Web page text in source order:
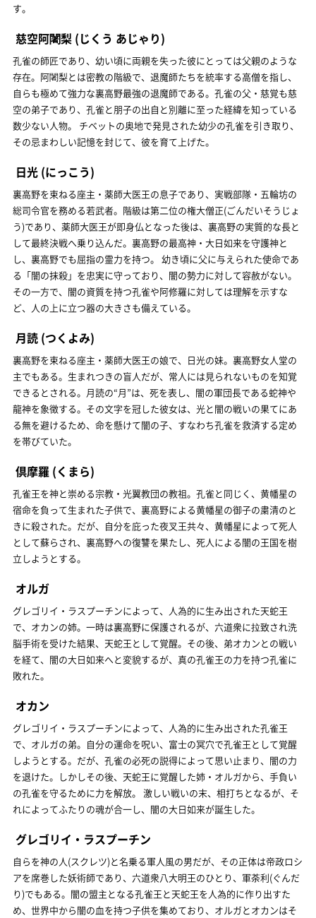
す。
慈空阿闍梨 (じくう あじゃり)
孔雀の師匠であり、幼い頃に両親を失った彼にとっては父親のような
存在。阿闍梨とは密教の階級で、退魔師たちを統率する高僧を指し、
自らも極めて強力な裏高野最強の退魔師である。孔雀の父・慈覚も慈
空の弟子であり、孔雀と朋子の出自と別離に至った経緯を知っている
数少ない人物。 チベットの奥地で発見された幼少の孔雀を引き取り、
その忌まわしい記憶を封じて、彼を育て上げた。
日光 (にっこう)
裏高野を束ねる座主・薬師大医王の息子であり、実戦部隊・五輪坊の
総司令官を務める若武者。階級は第二位の権大僧正(ごんだいそうじょ
う)であり、薬師大医王が即身仏となった後は、裏高野の実質的な長と
して最終決戦へ乗り込んだ。裏高野の最高神・大日如来を守護神と
し、裏高野でも屈指の霊力を持つ。 幼き頃に父に与えられた使命であ
る「闇の抹殺」を忠実に守っており、闇の勢力に対して容赦がない。
その一方で、闇の資質を持つ孔雀や阿修羅に対しては理解を示すな
ど、人の上に立つ器の大きさも備えている。
月読 (つくよみ)
裏高野を束ねる座主・薬師大医王の娘で、日光の妹。裏高野女人堂の
主でもある。生まれつきの盲人だが、常人には見られないものを知覚
できるとされる。月読の“月”は、死を表し、闇の軍団長である蛇神や
龍神を象徴する。その文字を冠した彼女は、光と闇の戦いの果てにあ
る無を避けるため、命を懸けて闇の子、すなわち孔雀を救済する定め
を帯びていた。
倶摩羅 (くまら)
孔雀王を神と崇める宗教・光翼教団の教祖。孔雀と同じく、黄幡星の
宿命を負って生まれた子供で、裏高野による黄幡星の御子の粛清のと
きに殺された。だが、自分を庇った夜叉王共々、黄幡星によって死人
として蘇らされ、裏高野への復讐を果たし、死人による闇の王国を樹
立しようとする。
オルガ
グレゴリイ・ラスプーチンによって、人為的に生み出された天蛇王
で、オカンの姉。一時は裏高野に保護されるが、六道衆に拉致され洗
脳手術を受けた結果、天蛇王として覚醒。その後、弟オカンとの戦い
を経て、闇の大日如来へと変貌するが、真の孔雀王の力を持つ孔雀に
敗れた。
オカン
グレゴリイ・ラスプーチンによって、人為的に生み出された孔雀王
で、オルガの弟。自分の運命を呪い、富士の冥穴で孔雀王として覚醒
しようとする。だが、孔雀の必死の説得によって思い止まり、闇の力
を退けた。しかしその後、天蛇王に覚醒した姉・オルガから、手負い
の孔雀を守るために力を解放。 激しい戦いの末、相打ちとなるが、そ
れによってふたりの魂が合一し、闇の大日如来が誕生した。
グレゴリイ・ラスプーチン
自らを神の人(スクレツ)と名乗る軍人風の男だが、その正体は帝政ロシ
アを席巻した妖術師であり、六道衆八大明王のひとり、軍荼利(ぐんだ
り)でもある。闇の盟主となる孔雀王と天蛇王を人為的に作り出すた
め、世界中から闇の血を持つ子供を集めており、オルガとオカンはそ